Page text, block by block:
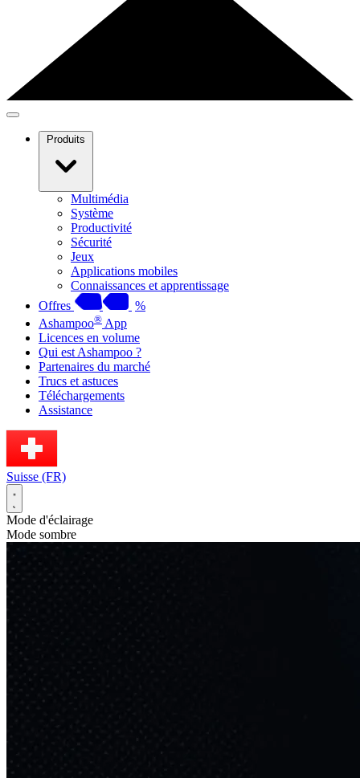
Produits
Multimédia
Système
Productivité
Sécurité
Jeux
Applications mobiles
Connaissances et apprentissage
Offres
%
Ashampoo® App
Licences en volume
Qui est Ashampoo ?
Partenaires du marché
Trucs et astuces
Téléchargements
Assistance
Suisse (FR)
Mode d'éclairage
Mode sombre